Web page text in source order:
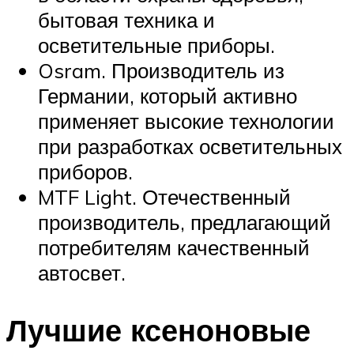
бытовая техника и
осветительные приборы.
Osram. Производитель из
Германии, который активно
применяет высокие технологии
при разработках осветительных
приборов.
MTF Light. Отечественный
производитель, предлагающий
потребителям качественный
автосвет.
Лучшие ксеноновые